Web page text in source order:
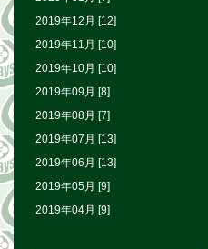
2019年12月 [12]
2019年11月 [10]
2019年10月 [10]
2019年09月 [8]
2019年08月 [7]
2019年07月 [13]
2019年06月 [13]
2019年05月 [9]
2019年04月 [9]